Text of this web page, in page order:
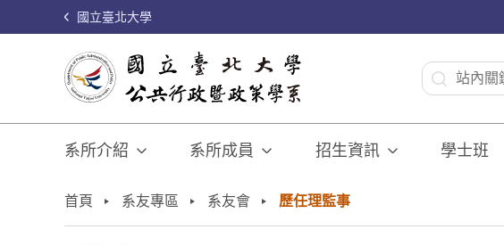
國立臺北大學
系所介紹 系所成員 招生資訊 學士班⠀⠀
首頁 系友專區 系友會 歷任理監事